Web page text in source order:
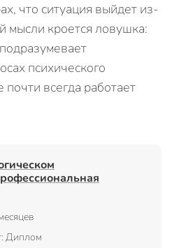
что ситуация выйдет из-
мысли кроется ловушка:
психического
всегда работает
Диплом